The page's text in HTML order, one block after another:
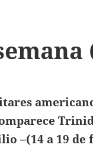
–(14 a 19 de